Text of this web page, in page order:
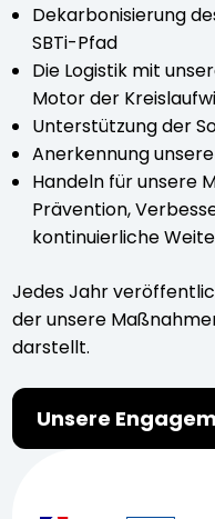
Dekarbonisierung
SBTi-Pfad
Die Logistik mit
Motor der
Unterstützung der
Anerkennung
Handeln für unsere
Prävention,
kontinuierliche
Jedes Jahr
der unsere
darstellt.
Unsere